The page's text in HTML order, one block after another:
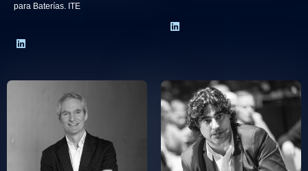
para Baterías. ITE​